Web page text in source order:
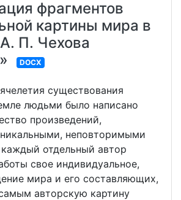
фрагментов
картины мира в
П. Чехова
DOCX
существования
людьми было написано
произведений,
неповторимыми
отдельный автор
свое индивидуальное,
мира и его составляющих,
авторскую картину